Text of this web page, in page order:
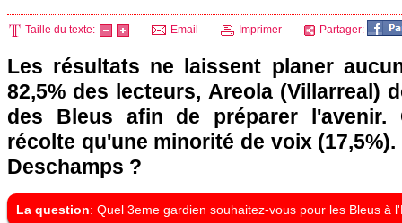
Taille du texte: Email Imprimer Partager:
Les résultats ne laissent planer
82,5% des lecteurs, Areola (Villarreal)
des Bleus afin de préparer l'avenir.
récolte qu'une minorité de voix
Deschamps ?
La question: Quel 3eme gardien souhaitez-vous pour les Bleus à